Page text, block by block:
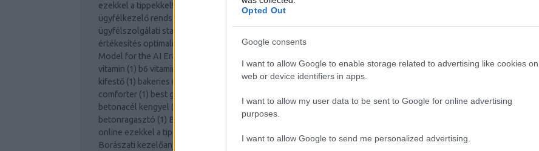
Opted Out
Google consents
I want to allow Google to enable storage related to advertising like cookies on
web or device identifiers in apps.
I want to allow my user data to be sent to Google for online advertising
purposes.
I want to allow Google to send me personalized advertising.
ezekkel a tippekkel!
A statisztikázható
ügyfélkezelő rendszerek szerepe az
ügyfélszolgálati statisztikák és telefonos
értékesítés optimalizálásában
A Strategic
Model for the AI Era
vitamin (1) b6 vitamin ) bagoly
kifestő (1) bakeries (
best
comforter (1) best goose down comforter
betonacél kengyel (
betonragasztó (1) Biztonságosan vásároljon
online ezekkel a tippekkel és trükkökkel
Borászati kezelőanyagok
lépésről lépésreárak
optimalizáláswebáruház
Keresőoptimalizálás Budpest,
készítés